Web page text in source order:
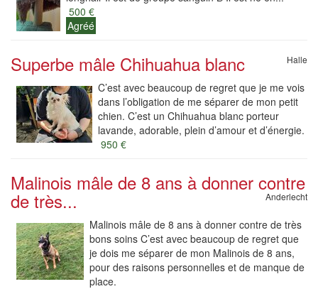
500 €
Agréé
Superbe mâle Chihuahua blanc Halle
C’est avec beaucoup de regret que je me vois
dans l’obligation de me séparer de mon petit
chien. C’est un Chihuahua blanc porteur
lavande, adorable, plein d’amour et d’énergie.
950 €
Malinois mâle de 8 ans à donner contre
de très... Anderlecht
Malinois mâle de 8 ans à donner contre de très
bons soins C’est avec beaucoup de regret que
je dois me séparer de mon Malinois de 8 ans,
pour des raisons personnelles et de manque de
place.